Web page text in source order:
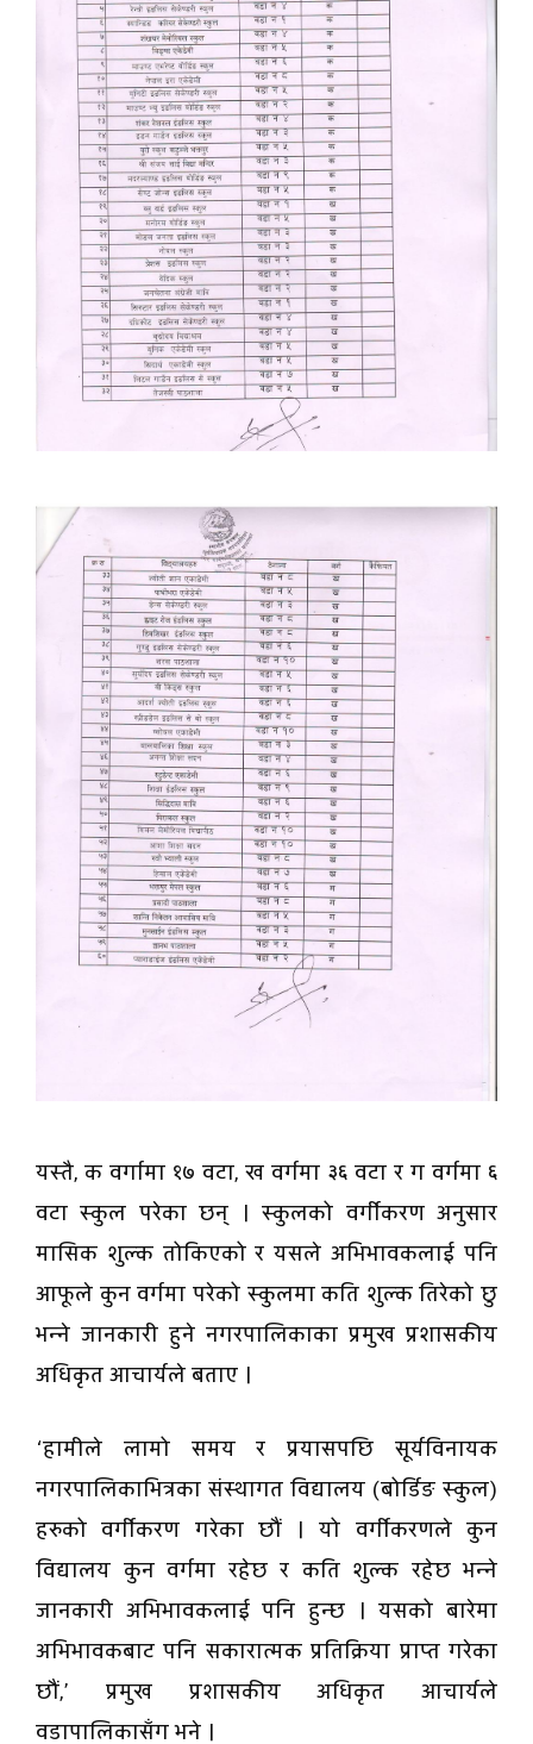
यस्तै, क वर्गामा १७ वटा, ख वर्गमा ३६ वटा र ग वर्गमा ६
वटा स्कुल परेका छन् । स्कुलको वर्गीकरण अनुसार
मासिक शुल्क तोकिएको र यसले अभिभावकलाई पनि
आफूले कुन वर्गमा परेको स्कुलमा कति शुल्क तिरेको छु
भन्ने जानकारी हुने नगरपालिकाका प्रमुख प्रशासकीय
अधिकृत आचार्यले बताए ।
‘हामीले लामो समय र प्रयासपछि सूर्यविनायक
नगरपालिकाभित्रका संस्थागत विद्यालय (बोर्डिङ स्कुल)
हरुको वर्गीकरण गरेका छौं । यो वर्गीकरणले कुन
विद्यालय कुन वर्गमा रहेछ र कति शुल्क रहेछ भन्ने
जानकारी अभिभावकलाई पनि हुन्छ । यसको बारेमा
अभिभावकबाट पनि सकारात्मक प्रतिक्रिया प्राप्त गरेका
छौं,’ प्रमुख प्रशासकीय अधिकृत आचार्यले
वडापालिकासँग भने ।